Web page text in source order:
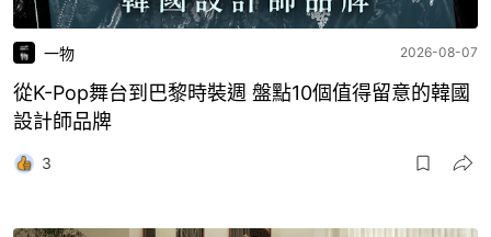
一物 2026-08-07
從K-Pop舞台到巴黎時裝週 盤點10個值得留意的韓國
設計師品牌
3